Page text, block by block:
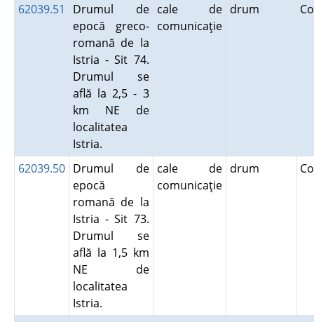
62039.51
Drumul de
epocă greco-
romană de la
Istria - Sit 74.
Drumul se
află la 2,5 - 3
km NE de
localitatea
Istria.
cale de
comunicaţie
drum
62039.50 Drumul de
epocă
romană de la
Istria - Sit 73.
Drumul se
află la 1,5 km
NE de
localitatea
Istria.
cale de
comunicaţie
drum